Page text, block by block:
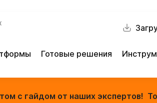
Готовые решения
с гайдом от наших экспертов!